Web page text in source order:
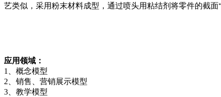
艺类似，采用粉末材料成型，通过喷头用粘结剂将零件的截
应用领域：
1、概念模型
2、销售、营销展示模型
3、教学模型